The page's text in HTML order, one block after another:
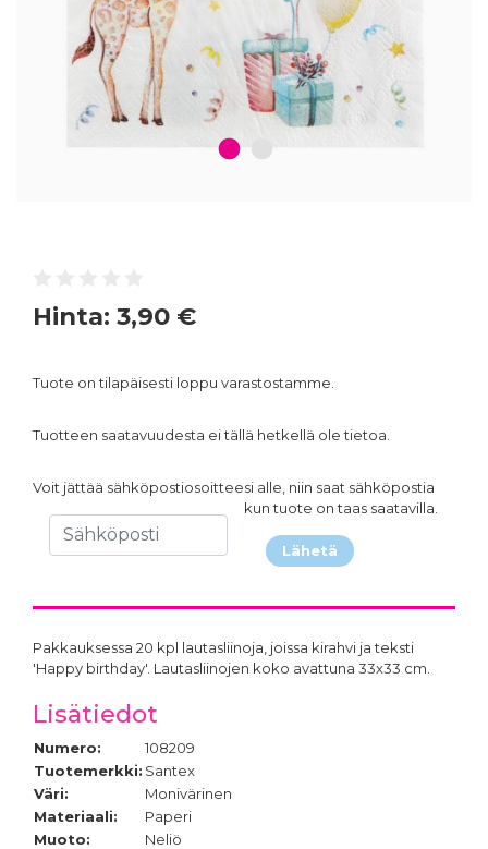
1
Hinta: 3,90 €
Tuote on tilapäisesti loppu varastostamme.
Tuotteen saatavuudesta ei tällä hetkellä ole tietoa.
Voit jättää sähköpostiosoitteesi alle, niin saat sähköpostia
kun tuote on taas saatavilla.
Lähetä
Pakkauksessa 20 kpl lautasliinoja, joissa kirahvi ja teksti
'Happy birthday'. Lautasliinojen koko avattuna 33x33 cm.
Lisätiedot
Numero:
108209
Tuotemerkki: Santex
Väri:
Monivärinen
Materiaali:
Paperi
Muoto:
Neliö